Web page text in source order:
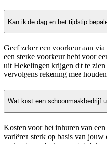
Kan ik de dag en het tijdstip
Geef zeker een voorkeur aan
een sterke voorkeur hebt voor
uit Hekelingen krijgen dit te
vervolgens rekening mee
Wat kost een schoonmaakbedrijf
Kosten voor het inhuren van
variëren sterk op basis van